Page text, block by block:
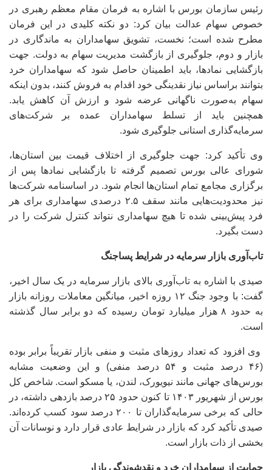
رئیس سازمان بورس با اشاره به فرمان مقام معظم رهبری در
خصوص سهام عدالت بیان کرد: دو نکته کلیدی در این فرمان
مطرح شده است؛ نخست، تشویق سهامداران به ماندگاری در
بازار و دوم، جلوگیری از بازگشت مدیریت سهام به دولت. جهت
بازگشایی نمادها، باید اطمینان حاصل شود که سهامداران خرد
بتوانند براساس نیاز نقدینگی خود اقدام به فروش کنند، بدون اینکه
سهام به‌صورت ناگهانی عرضه شود و ارزش آن کاهش یابد.
همچنین باید از تسلط سهامداران عمده بر شرکت‌های
سرمایه‌گذاری استانی جلوگیری شود.
وی تأکید کرد: جهت جلوگیری از اختلاف قیمت بین استان‌ها،
شورای عالی بورس تصمیم گرفته تا بازگشایی نمادها پس از
برگزاری مجامع تمام استان‌ها انجام شود. در اساسنامه شرکت‌ها
نیز محدودیت‌هایی مانند سقف ۲.۵ درصدی سهامداری برای هر
فرد پیش‌بینی شده تا هیچ سهامداری نتواند کنترل شرکت را در
دست بگیرد.
تاب‌آوری بازار سرمایه در شرایط پساجنگ
صیدی با اشاره به تاب‌آوری بالای بازار سرمایه در یک سال اخیر،
گفت: با وجود جنگ ۱۲ روزه اخیر، میانگین معاملات روزانه بازار
به حدود ۸ هزار میلیارد تومان رسیده که دو برابر سال گذشته
است.
وی افزود که تعداد روزهای مثبت و منفی بازار تقریباً برابر بوده
(۴۶ درصد مثبت و ۵۴ درصد منفی) و این وضعیت مشابه
بورس‌های جهانی مانند نیویورک، لندن، یا مسکو است. شاخص کل
بورس از شهریور ۱۴۰۳ تا کنون حدود ۲۵ درصد بازدهی داشته، در
حالی که برخی سرمایه‌گذاران تا ۲۰۰ درصد سود کسب کرده‌اند.
صیدی تأکید کرد که بازار در شرایط عادی قرار دارد و نوسانات آن
بخشی از ذات بازار است.
حمایت از سهامداران خرد و نقدشوندگی بازار